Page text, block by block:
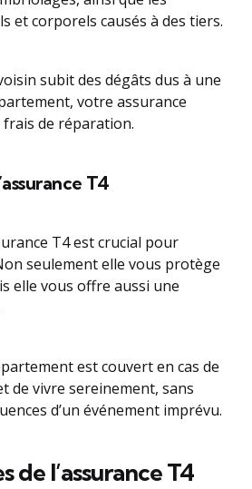
et corporels causés à des tiers.
subit des dégâts dus à une
votre assurance
de réparation.
T4
T4 est crucial pour
seulement elle vous protège
elle vous offre aussi une
est couvert en cas de
de vivre sereinement, sans
d’un événement imprévu.
de l’assurance T4